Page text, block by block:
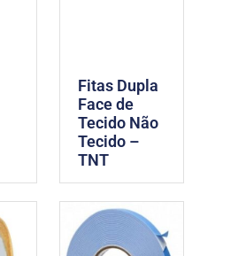
Fitas Dupla
Face de
Tecido Não
Tecido –
TNT